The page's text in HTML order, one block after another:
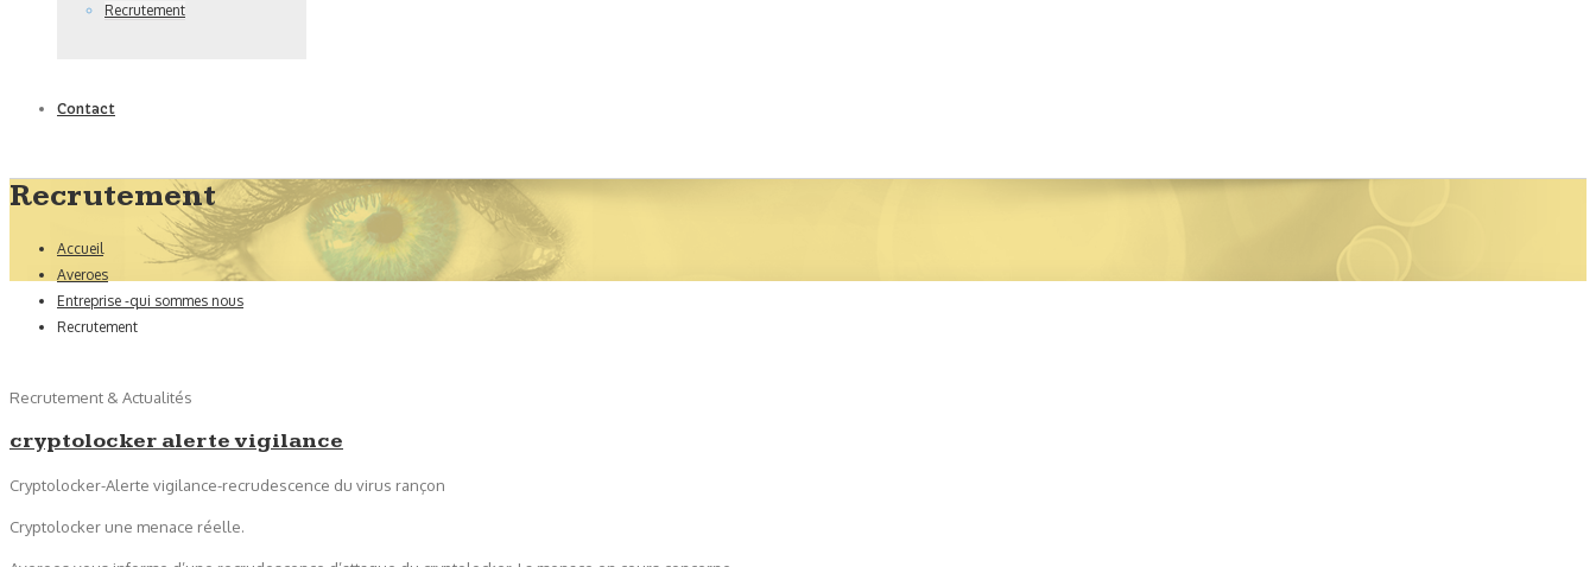
Recrutement
Contact
Recrutement
Accueil
Averoes
Entreprise -qui sommes nous
Recrutement
Recrutement & Actualités
cryptolocker alerte vigilance
Cryptolocker-Alerte vigilance-recrudescence du virus rançon
Cryptolocker une menace réelle.